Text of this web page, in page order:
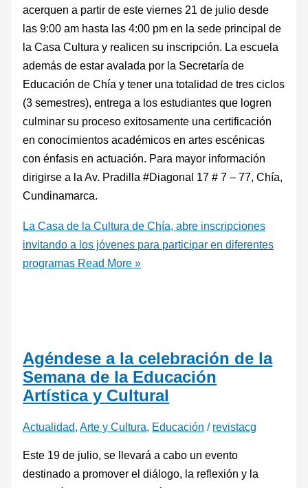
acerquen a partir de este viernes 21 de julio desde
las 9:00 am hasta las 4:00 pm en la sede principal de
la Casa Cultura y realicen su inscripción. La escuela
además de estar avalada por la Secretaría de
Educación de Chía y tener una totalidad de tres ciclos
(3 semestres), entrega a los estudiantes que logren
culminar su proceso exitosamente una certificación
en conocimientos académicos en artes escénicas
con énfasis en actuación. Para mayor información
dirigirse a la Av. Pradilla #Diagonal 17 # 7 – 77, Chía,
Cundinamarca.
La Casa de la Cultura de Chía, abre inscripciones
invitando a los jóvenes para participar en diferentes
programas Read More »
Agéndese a la celebración de la
Semana de la Educación
Artística y Cultural
Actualidad,Arte y Cultura, Educación / revistacg
Este 19 de julio, se llevará a cabo un evento
destinado a promover el diálogo, la reflexión y la